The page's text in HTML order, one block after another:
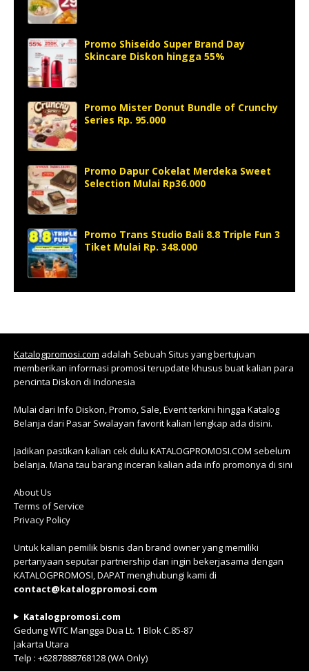
Promo Shiseido Super Brand Day
Skincare Diskon hingga 55%
Promo Mister Donut Bundle of Crunchy
Series Rp. 95.000
Promo Dapur Cokelat Merdeka Sweet
Selection Mulai Rp36.000
Promo Trans Studio Bali 8.8 Triple Fun 3
Tiket Mulai Rp. 348.000
Katalogpromosi.com adalah Sebuah Situs yang bertujuan
memberikan informasi promosi terupdate khusus buat kalian para
pencinta Diskon di Indonesia
Mulai dari Info Diskon, Promo, Sale, Event terkini hingga Katalog
Belanja dari Pasar Swalayan favorit kalian lengkap ada disini.
Jadikan pastikan kalian cek dulu KATALOGPROMOSI.COM sebelum
belanja. Mana tau barang inceran kalian ada info promonya di sini
About Us
Terms of Service
Privacy Policy
Untuk kalian pemilik bisnis dan brand owner yang memiliki
pertanyaan seputar partnership dan ingin bekerjasama dengan
KATALOGPROMOSI, DAPAT menghubungi kami di
contact@katalogpromosi.com
Katalogpromosi.com
Gedung WTC Mangga Dua Lt. 1 Blok C.85-87
Jakarta Utara
Telp : +6287888768128 (WA Only)